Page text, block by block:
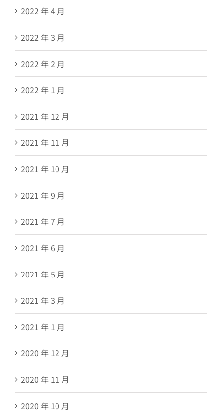
2022 年 4 月
2022 年 3 月
2022 年 2 月
2022 年 1 月
2021 年 12 月
2021 年 11 月
2021 年 10 月
2021 年 9 月
2021 年 7 月
2021 年 6 月
2021 年 5 月
2021 年 3 月
2021 年 1 月
2020 年 12 月
2020 年 11 月
2020 年 10 月